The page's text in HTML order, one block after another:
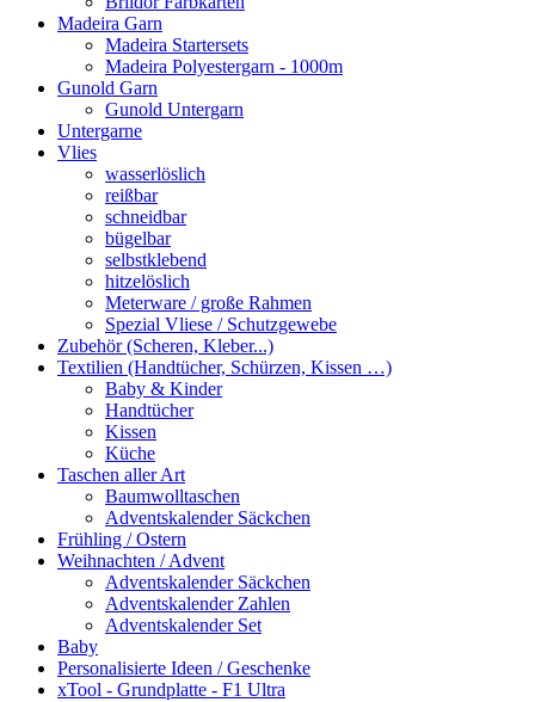
Madeira Garn
Madeira Startersets
Madeira Polyestergarn - 1000m
Gunold Garn
Gunold Untergarn
Untergarne
Vlies
wasserlöslich
reißbar
schneidbar
bügelbar
selbstklebend
hitzelöslich
Meterware / große Rahmen
Spezial Vliese / Schutzgewebe
Zubehör (Scheren, Kleber...)
Textilien (Handtücher, Schürzen, Kissen …)
Baby & Kinder
Handtücher
Kissen
Küche
Taschen aller Art
Baumwolltaschen
Adventskalender Säckchen
Frühling / Ostern
Weihnachten / Advent
Adventskalender Säckchen
Adventskalender Zahlen
Adventskalender Set
Baby
Personalisierte Ideen / Geschenke
xTool - Grundplatte - F1 Ultra